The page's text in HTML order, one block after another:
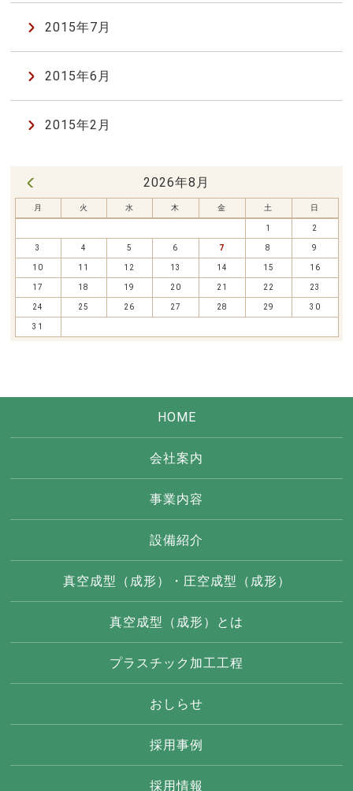
2015年7月
2015年6月
2015年2月
2026年8月
月 火 水 木 金 土 日
1 2
3 4 5 6 7 8 9
10 11 12 13 14 15 16
17 18 19 20 21 22 23
24 25 26 27 28 29 30
31
HOME
会社案内
事業内容
設備紹介
真空成型（成形）・圧空成型（成形）
真空成型（成形）とは
プラスチック加工工程
おしらせ
採用事例
採用情報